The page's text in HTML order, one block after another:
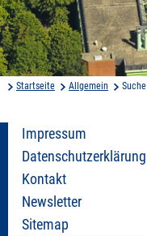
Startseite Allgemein Suche
Impressum
Datenschutzerklärung
Kontakt
Newsletter
Sitemap